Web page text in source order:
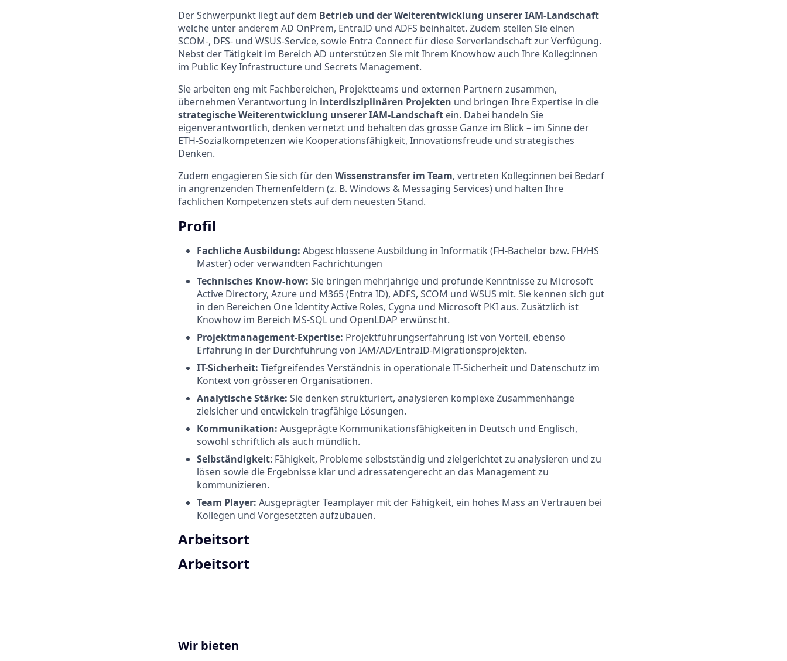
Der Schwerpunkt liegt auf dem Betrieb und der Weiterentwicklung unserer IAM-Landschaft
welche unter anderem AD OnPrem, EntraID und ADFS beinhaltet. Zudem stellen Sie einen
SCOM-, DFS- und WSUS-Service, sowie Entra Connect für diese Serverlandschaft zur Verfügung.
Nebst der Tätigkeit im Bereich AD unterstützen Sie mit Ihrem Knowhow auch Ihre Kolleg:innen
im Public Key Infrastructure und Secrets Management.
Sie arbeiten eng mit Fachbereichen, Projektteams und externen Partnern zusammen,
übernehmen Verantwortung in interdisziplinären Projekten und bringen Ihre Expertise in die
strategische Weiterentwicklung unserer IAM-Landschaft ein. Dabei handeln Sie
eigenverantwortlich, denken vernetzt und behalten das grosse Ganze im Blick – im Sinne der
ETH-Sozialkompetenzen wie Kooperationsfähigkeit, Innovationsfreude und strategisches
Denken.
Zudem engagieren Sie sich für den Wissenstransfer im Team, vertreten Kolleg:innen bei Bedarf
in angrenzenden Themenfeldern (z. B. Windows & Messaging Services) und halten Ihre
fachlichen Kompetenzen stets auf dem neuesten Stand.
Profil
Fachliche Ausbildung: Abgeschlossene Ausbildung in Informatik (FH-Bachelor bzw. FH/HS
Master) oder verwandten Fachrichtungen
Technisches Know-how: Sie bringen mehrjährige und profunde Kenntnisse zu Microsoft
Active Directory, Azure und M365 (Entra ID), ADFS, SCOM und WSUS mit. Sie kennen sich gut
in den Bereichen One Identity Active Roles, Cygna und Microsoft PKI aus. Zusätzlich ist
Knowhow im Bereich MS-SQL und OpenLDAP erwünscht.
Projektmanagement-Expertise: Projektführungserfahrung ist von Vorteil, ebenso
Erfahrung in der Durchführung von IAM/AD/EntraID-Migrationsprojekten.
IT-Sicherheit: Tiefgreifendes Verständnis in operationale IT-Sicherheit und Datenschutz im
Kontext von grösseren Organisationen.
Analytische Stärke: Sie denken strukturiert, analysieren komplexe Zusammenhänge
zielsicher und entwickeln tragfähige Lösungen.
Kommunikation: Ausgeprägte Kommunikationsfähigkeiten in Deutsch und Englisch,
sowohl schriftlich als auch mündlich.
Selbständigkeit: Fähigkeit, Probleme selbstständig und zielgerichtet zu analysieren und zu
lösen sowie die Ergebnisse klar und adressatengerecht an das Management zu
kommunizieren.
Team Player: Ausgeprägter Teamplayer mit der Fähigkeit, ein hohes Mass an Vertrauen bei
Kollegen und Vorgesetzten aufzubauen.
Arbeitsort
Arbeitsort
Wir bieten